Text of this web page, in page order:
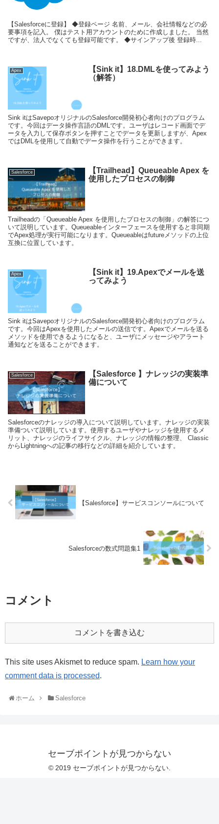
【Salesforceに登録】 ◆登録ページ 名前、メール、会社情報などの必
要事項を記入。 僕はテスト用アカウントのために作成しました。 当然
ですが、法人でなくても登録可能です。 ◆サインアップ後 登録時...
Apex
【Sink it】18.DMLを使ってみよう
（解答）
Sink itはSavepoオリジナルのSalesforce開発初心者向けのプログラム
です。今回はデータ操作言語のDMLです。ユーザはレコード画面でデ
ータを入力して保存ボタンを押すことでデータを更新しますが、Apex
ではDMLを使用して自動でデータ操作を行うことができます。
Salesforce
【Trailhead】Queueable Apex を
使用したプロセスの制御
Trailheadの「Queueable Apex を使用したプロセスの制御」の解答につ
いて説明しています。Queueableインターフェースを使用すると非同期
でApex処理が実行可能になります。Queueableはfutureメソッドの上位
互換に位置しています。
Apex
【Sink it】19.Apexでメールを送
ってみよう
Sink itはSavepoオリジナルのSalesforce開発初心者向けのプログラム
です。今回はApexを使用したメールの送信です。Apexでメールを送る
メソッドを使用できるようになると、ユーザにメッセージやアラート
通知などを送ることができます。
Salesforce
【Salesforce 】ナレッジの実装準
備について
Salesforceのナレッジの導入について説明しています。ナレッジの実装
準備ついて説明しています。使用するユーザやナレッジを使用するメ
リット、ナレッジのライフサイクル、ナレッジの情報の整理、 Classic
からLightningへの記事の移行などの詳細を紹介しています。
【Salesforce】サービスコンソールについて
Salesforceの数式問題集1
コメント
コメントを書き込む
This site uses Akismet to reduce spam. Learn how your
comment data is processed.
ホーム Salesforce
セーブポイントが見つからない
© 2019 セーブポイントが見つからない.